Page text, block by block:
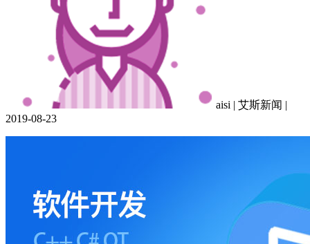
aisi | 艾斯新闻 |
2019-08-23